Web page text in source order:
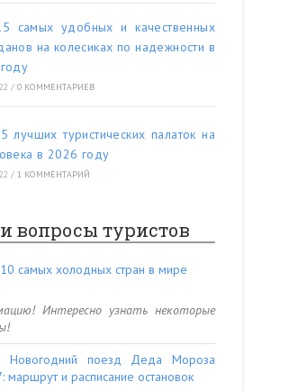
самых удобных и качественных
на колесиках по надежности в
/ 0 КОММЕНТАРИЕВ
лучших туристических палаток на
в 2026 году
/ 1 КОММЕНТАРИЙ
вопросы туристов
10 самых холодных стран в мире
Интересно узнать некоторые
Новогодний поезд Деда Мороза
и расписание остановок